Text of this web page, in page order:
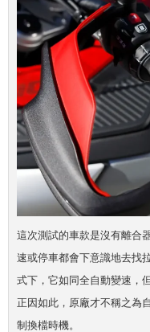
這次測試的車款是沒有離合
速或停車都會下意識地去找
式下，它如同全自動變速，
正因如此，原廠才不稱之為
制換檔時機。